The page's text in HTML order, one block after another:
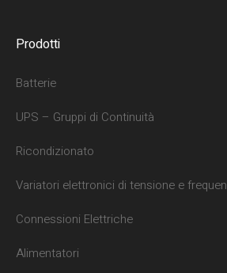
Prodotti
Batterie
UPS – Gruppi di Continuità
Ricondizionato
Variatori elettronici di tensione e
Connessioni Elettriche
Alimentatori